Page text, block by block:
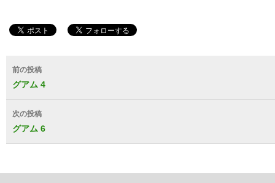
投
稿
ナ
ビ
ー
前の投稿
グアム 4
次の投稿
グアム 6